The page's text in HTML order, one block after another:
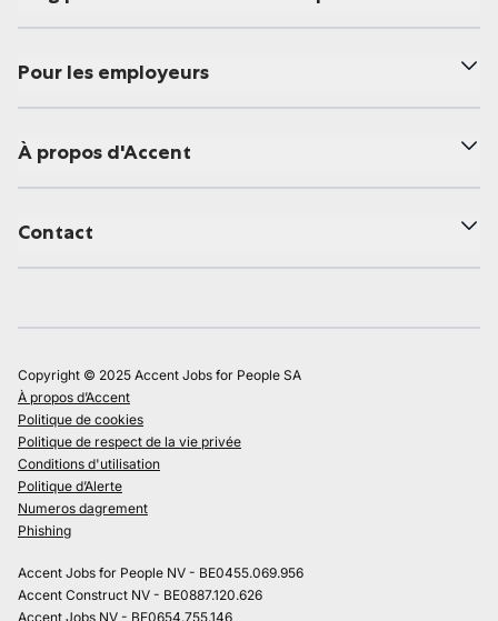
Pour les employeurs
À propos d'Accent
Contact
Copyright © 2025 Accent Jobs for People SA
À propos d’Accent
Politique de cookies
Politique de respect de la vie privée
Conditions d'utilisation
Politique d’Alerte
Numeros dagrement
Phishing
Accent Jobs for People NV - BE0455.069.956
Accent Construct NV - BE0887.120.626
Accent Jobs NV - BE0654.755.146